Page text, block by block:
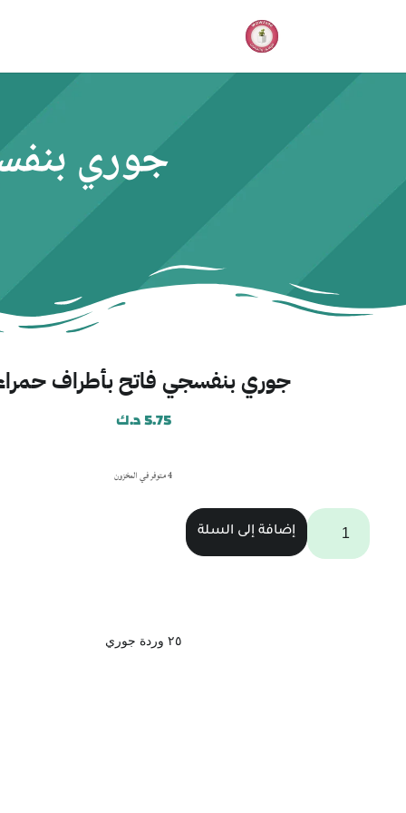
جوري
جوري بنفسجي فاتح بأطراف
5.75د.ك
4 متوفر في المخزون
إضافة إلى السلة
٢٥ وردة جوري